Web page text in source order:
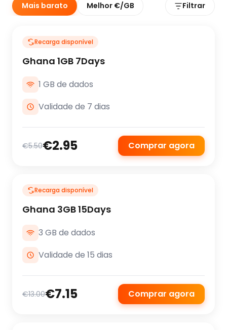
Mais barato Melhor €/GB Filtrar
Recarga disponível
Ghana 1GB 7Days
1 GB de dados
Validade de 7 dias
€5.50€2.95 Comprar agora
Recarga disponível
Ghana 3GB 15Days
3 GB de dados
Validade de 15 dias
€13.00€7.15 Comprar agora